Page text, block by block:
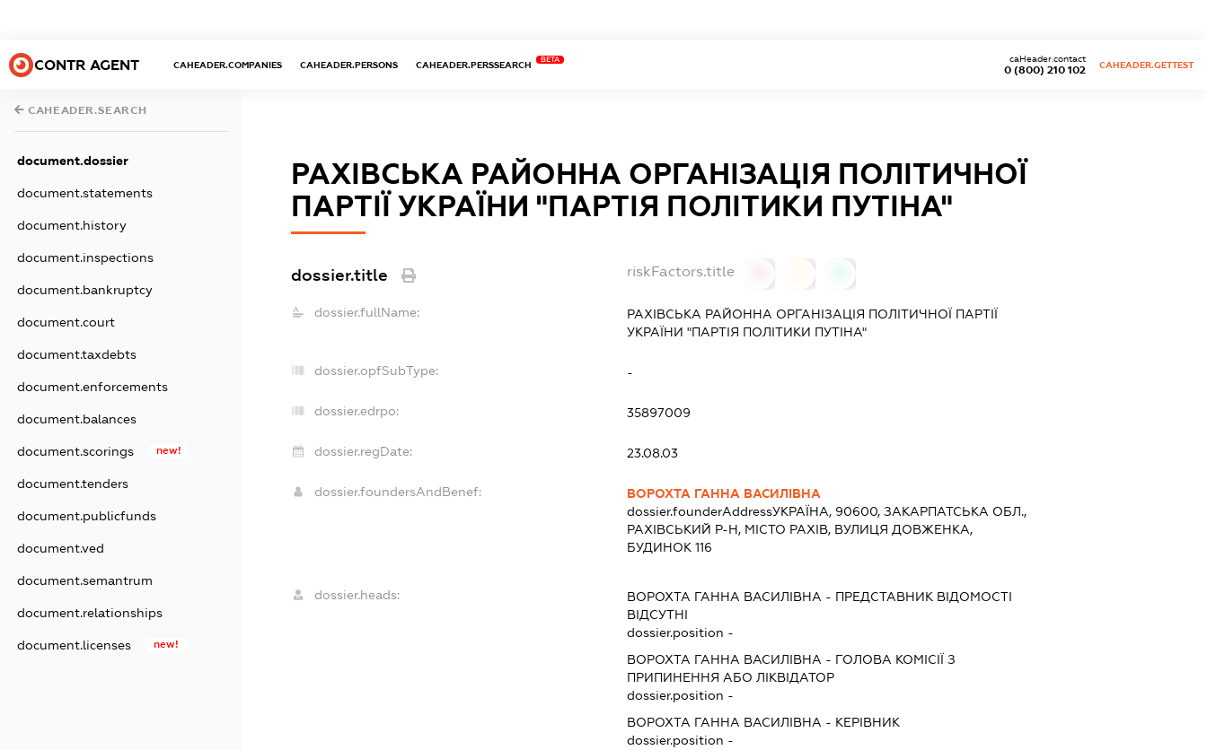
CONTR AGENT CAHEADER.COMPANIES CAHEADER.PERSONS CAHEADER.PERSSEARCH
BETA
0 (800) 210 102
caHeader.contact
CAHEADER.GETTEST
CAHEADER.SEARCH
document.dossier
document.statements
document.history
document.inspections
document.bankruptcy
document.court
document.taxdebts
document.enforcements
document.balances
document.scorings new!
document.tenders
document.publicfunds
document.ved
document.semantrum
document.relationships
document.licenses new!
РАХІВСЬКА РАЙОННА ОРГАНІЗАЦІЯ ПОЛІТИЧНОЇ
ПАРТІЇ УКРАЇНИ "ПАРТІЯ ПОЛІТИКИ ПУТІНА"
dossier.title riskFactors.title
dossier.fullName:
РАХІВСЬКА РАЙОННА ОРГАНІЗАЦІЯ ПОЛІТИЧНОЇ ПАРТІЇ
УКРАЇНИ "ПАРТІЯ ПОЛІТИКИ ПУТІНА"
dossier.opfSubType: -
dossier.edrpo: 35897009
dossier.regDate: 23.08.03
dossier.foundersAndBenef:
ВОРОХТА ГАННА ВАСИЛІВНА
dossier.founderAddressУКРАЇНА, 90600, ЗАКАРПАТСЬКА ОБЛ.,
РАХІВСЬКИЙ Р-Н, МІСТО РАХІВ, ВУЛИЦЯ ДОВЖЕНКА,
БУДИНОК 116
dossier.heads: ВОРОХТА ГАННА ВАСИЛІВНА - ПРЕДСТАВНИК ВІДОМОСТІ
ВІДСУТНІ
dossier.position -
ВОРОХТА ГАННА ВАСИЛІВНА - ГОЛОВА КОМІСІЇ З
ПРИПИНЕННЯ АБО ЛІКВІДАТОР
dossier.position -
ВОРОХТА ГАННА ВАСИЛІВНА - КЕРІВНИК
dossier.position -